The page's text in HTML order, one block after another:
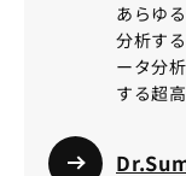
あらゆ
分析す
ータ分
する超